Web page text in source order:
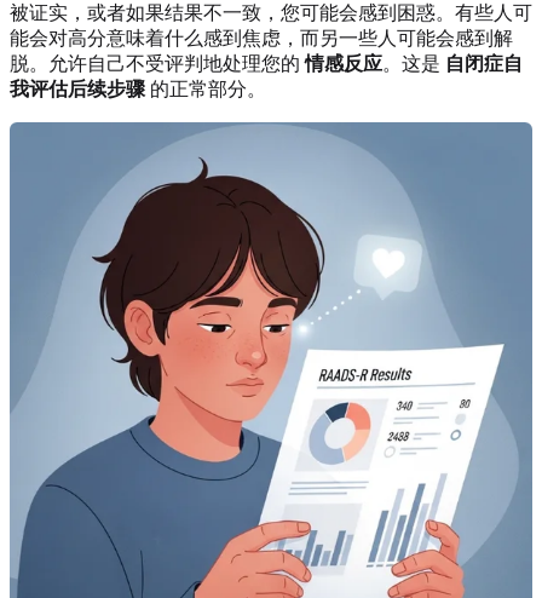
被证实，或者如果结果不一致，您可能会感到困惑。有些人可
能会对高分意味着什么感到焦虑，而另一些人可能会感到解
脱。允许自己不受评判地处理您的情感反应。这是 自闭症自
我评估后续步骤 的正常部分。